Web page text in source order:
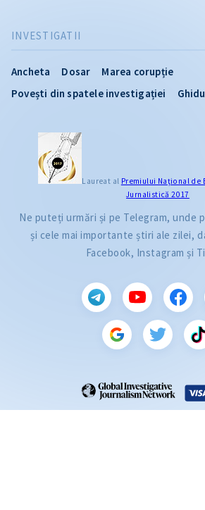
INVESTIGATII
Ancheta Dosar
Marea corupție
Povești din spatele investigației
Laureat al Premiului Naţional de
Jurnalistică 2017
Ne puteți urmări și pe Telegram, unde
și cele mai importante știri ale zilei,
Facebook, Instagram și